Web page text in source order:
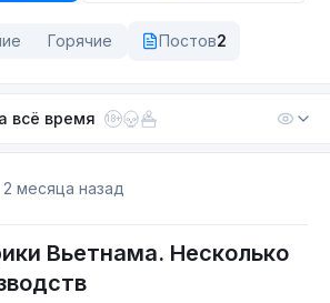
Горячие Постов2
всё время 18+
2 месяца назад
Вьетнама. Несколько